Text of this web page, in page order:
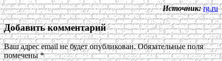
Источник: rg.ru
Добавить комментарий
Ваш адрес email не будет опубликован. Обязательные поля
помечены*